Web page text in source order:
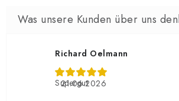
Richard Oelmann
21.06.2026
Supergut